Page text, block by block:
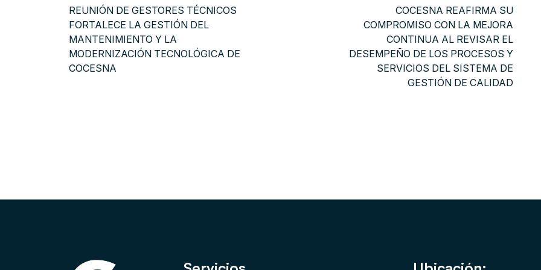
REUNIÓN DE GESTORES TÉCNICOS
FORTALECE LA GESTIÓN DEL
MANTENIMIENTO Y LA
MODERNIZACIÓN TECNOLÓGICA DE
COCESNA
COCESNA REAFIRMA SU
COMPROMISO CON LA MEJORA
CONTINUA AL REVISAR EL
DESEMPEÑO DE LOS PROCESOS Y
SERVICIOS DEL SISTEMA DE
GESTIÓN DE CALIDAD